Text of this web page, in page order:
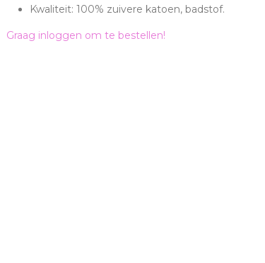
Kwaliteit: 100% zuivere katoen, badstof.
Graag inloggen om te bestellen!